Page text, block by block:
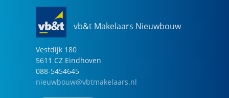
vb&t Makelaars Nieuwbouw
Vestdijk 180
5611 CZ Eindhoven
088-5454645
nieuwbouw@vbtmakelaars.nl